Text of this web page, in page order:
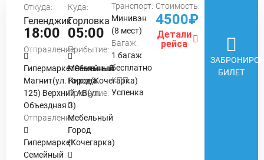
Откуда:
Геленджик
18:00
Отправление:
ГипермаркетСемейный
Магнит(ул. Кирова
125) Верхний АВ(ул.
Объездная 3)
Отправление:
Гипермаркет
Семейный
Куда:
Горловка
05:00
Прибытие:
Мебельный
Город(Кочегарка)
Прибытие:
Мебельный
Город
(Кочегарка)
Транспорт:
Минивэн
(8 мест)
Багаж:
1 багаж
бесплатно
КПП:
Успенка
Стоимость:
4500₽
Детали
рейса
БИЛЕТ